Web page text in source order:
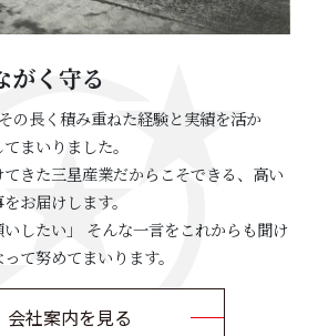
がく守る
の長く積み重ねた経験と実績を活か
まいりました。
きた三星産業だからこそできる、高い
お届けします。
いしたい」 そんな一言をこれからも聞け
て努めてまいります。
会社案内を見る